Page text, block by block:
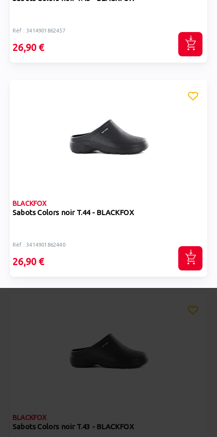
Réf : 3414901862457
26,90 €
BLACKFOX
Sabots Colors noir T.44 - BLACKFOX
Réf : 3414901862440
26,90 €
BLACKFOX
Sabots Colors noir T.43 - BLACKFOX